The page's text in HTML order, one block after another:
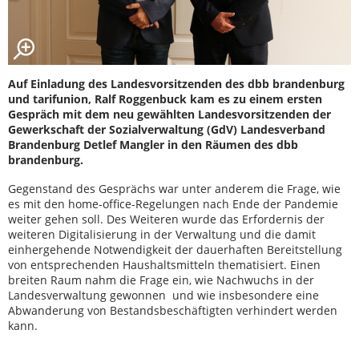
Auf Einladung des Landesvorsitzenden des dbb brandenburg
und tarifunion, Ralf Roggenbuck kam es zu einem ersten
Gespräch mit dem neu gewählten Landesvorsitzenden der
Gewerkschaft der Sozialverwaltung (GdV) Landesverband
Brandenburg Detlef Mangler in den Räumen des dbb
brandenburg.
Gegenstand des Gesprächs war unter anderem die Frage, wie
es mit den home-office-Regelungen nach Ende der Pandemie
weiter gehen soll. Des Weiteren wurde das Erfordernis der
weiteren Digitalisierung in der Verwaltung und die damit
einhergehende Notwendigkeit der dauerhaften Bereitstellung
von entsprechenden Haushaltsmitteln thematisiert. Einen
breiten Raum nahm die Frage ein, wie Nachwuchs in der
Landesverwaltung gewonnen und wie insbesondere eine
Abwanderung von Bestandsbeschäftigten verhindert werden
kann.